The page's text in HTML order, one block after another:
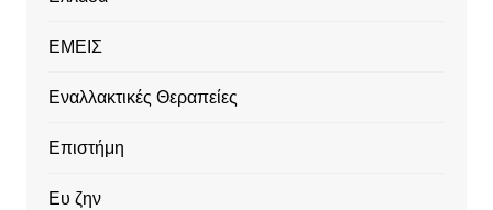
ΕΜΕΙΣ
Εναλλακτικές Θεραπείες
Επιστήμη
Ευ ζην